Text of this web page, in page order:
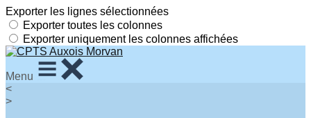
Exporter les lignes sélectionnées
Exporter toutes les colonnes
Exporter uniquement les colonnes affichées
Menu
<
>